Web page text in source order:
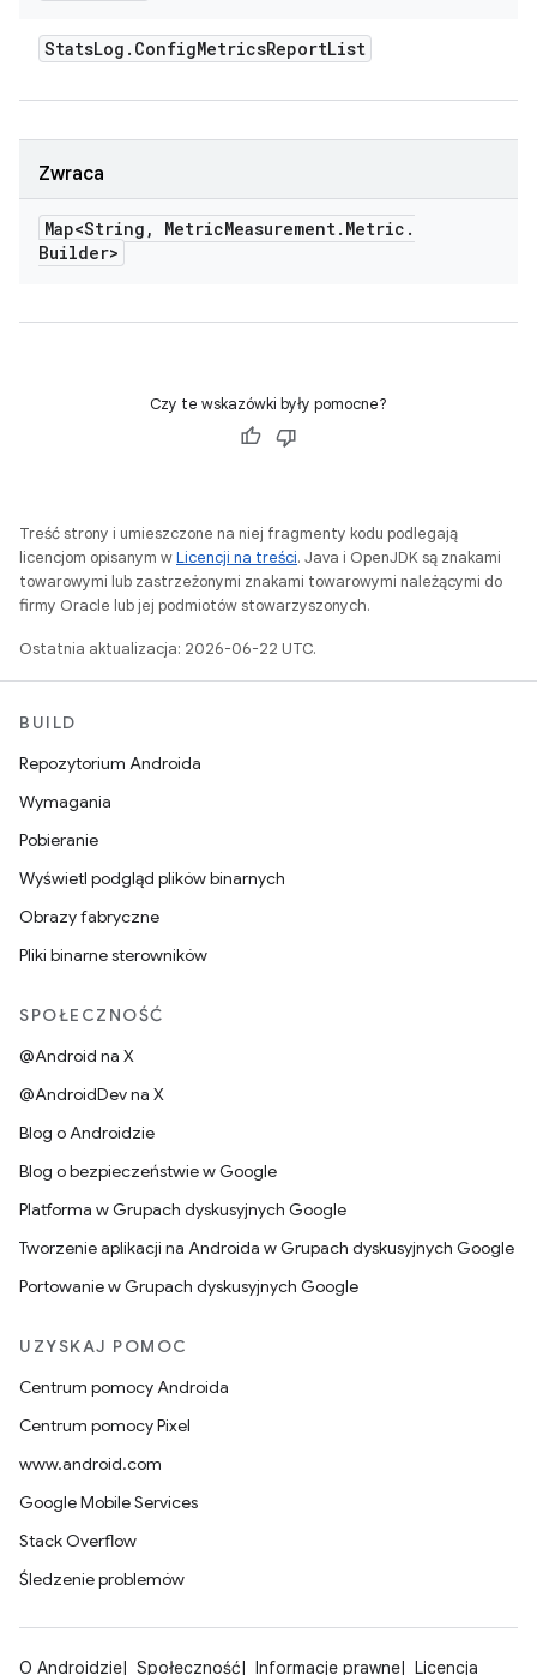
StatsLog . ConfigMetricsReportList
Zwraca
Map<String , MetricMeasurement. Metric .
Builder>
Czy te wskazówki były pomocne?
Treść strony i umieszczone na niej fragmenty kodu podlegają
licencjom opisanym wLicencji na treści. Java i OpenJDK są znakami
towarowymi lub zastrzeżonymi znakami towarowymi należącymi do
firmy Oracle lub jej podmiotów stowarzyszonych.
Ostatnia aktualizacja: 2026-06-22 UTC.
BUILD
Repozytorium Androida
Wymagania
Pobieranie
Wyświetl podgląd plików binarnych
Obrazy fabryczne
Pliki binarne sterowników
SPOŁECZNOŚĆ
@Android na X
@AndroidDev na X
Blog o Androidzie
Blog o bezpieczeństwie w Google
Platforma w Grupach dyskusyjnych Google
Tworzenie aplikacji na Androida w Grupach dyskusyjnych Google
Portowanie w Grupach dyskusyjnych Google
UZYSKAJ POMOC
Centrum pomocy Androida
Centrum pomocy Pixel
www.android.com
Google Mobile Services
Stack Overflow
Śledzenie problemów
O Androidzie Społeczność Informacje prawne Licencja